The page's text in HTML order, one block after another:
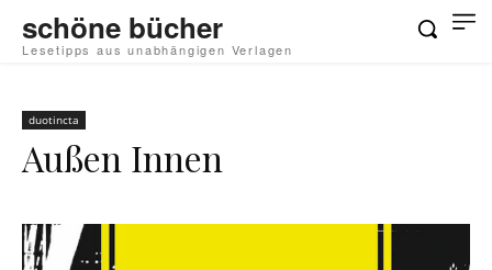
schöne bücher
Lesetipps aus unabhängigen Verlagen
duotincta
Außen Innen